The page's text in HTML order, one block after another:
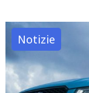
confronto:
Volkswagen
frena
sull’elettrico
Notizie